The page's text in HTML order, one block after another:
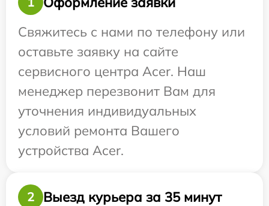
Свяжитесь с нами по телефону или
оставьте заявку на сайте
сервисного центра Acer. Наш
менеджер перезвонит Вам для
уточнения индивидуальных
условий ремонта Вашего
устройства Acer.
2
Выезд курьера за 35 минут